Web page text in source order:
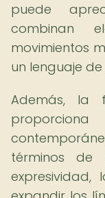
puede
combinan
movimientos
un lenguaje
Además, la
términos de